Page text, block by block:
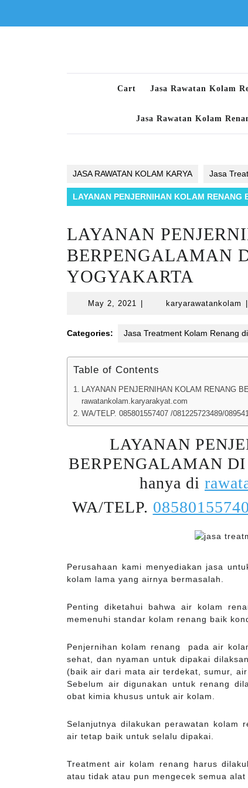
Cart Jasa Rawatan Kolam
Jasa Rawatan Kolam
JASA RAWATAN KOLAM KARYA Jasa
LAYANAN PENJERNIHAN KOLAM
LAYANAN
BERPENGALAMAN
YOGYAKARTA
May 2, 2021 May
karyarawatankolam
Categories: Jasa Treatment Kolam Renang
Table of Contents
LAYANAN PENJERNIHAN KOLAM RENANG
rawatankolam.karyarakyat.com
WA/TELP. 085801557407 /081225723489/
LAYANAN
BERPENGALAMAN
hanya di
WA/TELP.
Perusahaan kami menyediakan jasa
kolam lama yang airnya bermasalah.
Penting diketahui bahwa air kolam
memenuhi standar kolam renang baik
Penjernihan kolam renang pada air
sehat, dan nyaman untuk dipakai
(baik air dari mata air terdekat, sumur,
Sebelum air digunakan untuk renang
obat kimia khusus untuk air kolam.
Selanjutnya dilakukan perawatan kolam
air tetap baik untuk selalu dipakai.
Treatment air kolam renang harus
atau tidak atau pun mengecek semua